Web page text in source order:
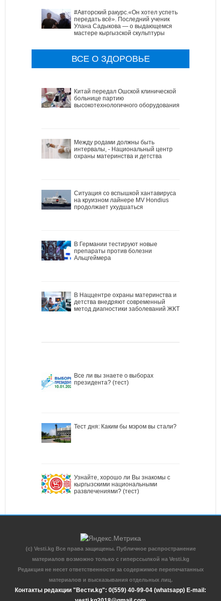
#Авторский ракурс.«Он хотел успеть
передать всё». Последний ученик
Улана Садыкова — о выдающемся
мастере кыргызской скульптуры
ВСЕ О ЗДОРОВЬЕ
Китай передал Ошской клинической
больнице партию
высокотехнологичного оборудования
Между родами должны быть
интервалы, - Национальный центр
охраны материнства и детства
Ситуация со вспышкой хантавируса
на круизном лайнере MV Hondius
продолжает ухудшаться
В Германии тестируют новые
препараты против болезни
Альцгеймера
В Наццентре охраны материнства и
детства внедряют современный
метод диагностики заболеваний ЖКТ
Все ли вы знаете о выборах
президента? (тест)
Тест дня: Каким бы мэром вы стали?
Узнайте, хорошо ли Вы знакомы с
кыргызскими национальными
развлечениями? (тест)
(c) Vesti.kg Все права защищены. Публичное распространение
материалов возможно только с гиперссылкой на Vesti.kg
Редакция не несет ответственности за содержимое перепечатанных
материалов и высказывания отдельных лиц.
Контакты редакции "Вести.kg": 0(559) 40-99-04 (whatsapp) E-mail: